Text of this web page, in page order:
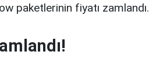
paketlerinin fiyatı zamlandı.